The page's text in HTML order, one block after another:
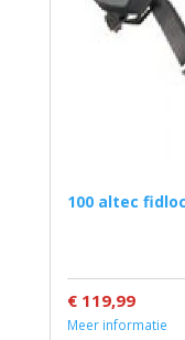
100 altec
€ 119,99
Meer informatie